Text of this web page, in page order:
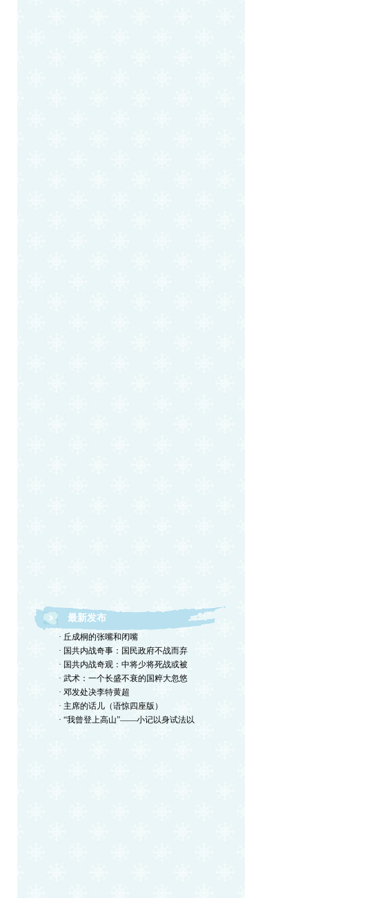
最新发布
· 丘成桐的张嘴和闭嘴
· 国共内战奇事：国民政府不战而弃
· 国共内战奇观：中将少将死战或被
· 武术：一个长盛不衰的国粹大忽悠
· 邓发处决李特黄超
· 主席的话儿（语惊四座版）
· “我曾登上高山”——小记以身试法以